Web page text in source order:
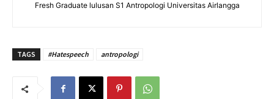
Fresh Graduate lulusan S1 Antropologi Universitas Airlangga
TAGS #Hatespeech antropologi